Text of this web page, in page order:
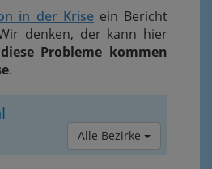
in der Kriseein Bericht
denken, der kann hier
diese Probleme kommen
.
Alle Bezirke